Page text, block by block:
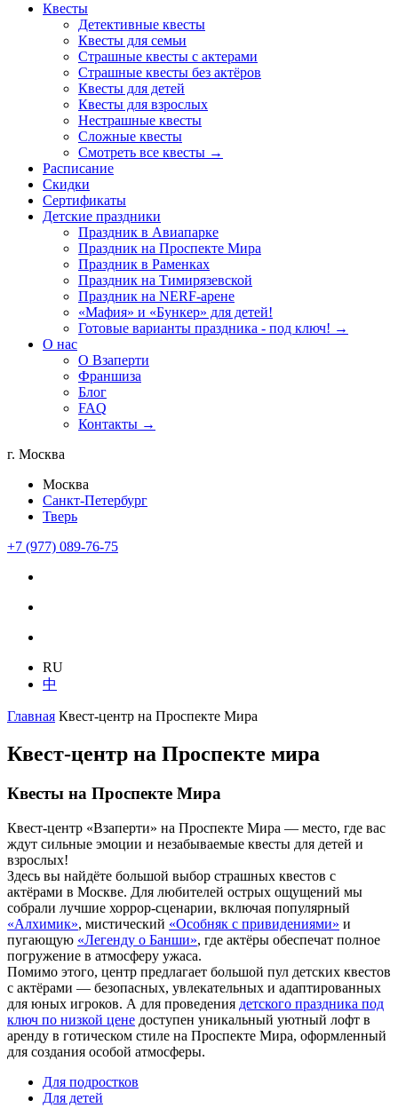
Квесты
Детективные квесты
Квесты для семьи
Страшные квесты с актерами
Страшные квесты без актёров
Квесты для детей
Квесты для взрослых
Нестрашные квесты
Сложные квесты
Смотреть все квесты →
Расписание
Скидки
Сертификаты
Детские праздники
Праздник в Авиапарке
Праздник на Проспекте Мира
Праздник в Раменках
Праздник на Тимирязевской
Праздник на NERF-арене
«Мафия» и «Бункер» для детей!
Готовые варианты праздника - под ключ! →
О нас
О Взаперти
Франшиза
Блог
FAQ
Контакты →
г. Москва
Москва
Санкт-Петербург
Тверь
+7 (977) 089-76-75
RU
中
Главная Квест-центр на Проспекте Мира
Квест-центр на Проспекте мира
Квесты на Проспекте Мира
Квест-центр «Взаперти» на Проспекте Мира — место, где вас
ждут сильные эмоции и незабываемые квесты для детей и
взрослых!
Здесь вы найдёте большой выбор страшных квестов с
актёрами в Москве. Для любителей острых ощущений мы
собрали лучшие хоррор-сценарии, включая популярный
«Алхимик», мистический «Особняк с привидениями» и
пугающую «Легенду о Банши», где актёры обеспечат полное
погружение в атмосферу ужаса.
Помимо этого, центр предлагает большой пул детских квестов
с актёрами — безопасных, увлекательных и адаптированных
для юных игроков. А для проведения детского праздника под
ключ по низкой цене доступен уникальный уютный лофт в
аренду в готическом стиле на Проспекте Мира, оформленный
для создания особой атмосферы.
Для подростков
Для детей